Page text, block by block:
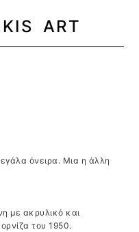
ART
όνειρα. Μια η άλλη
με ακρυλικό και
του 1950.